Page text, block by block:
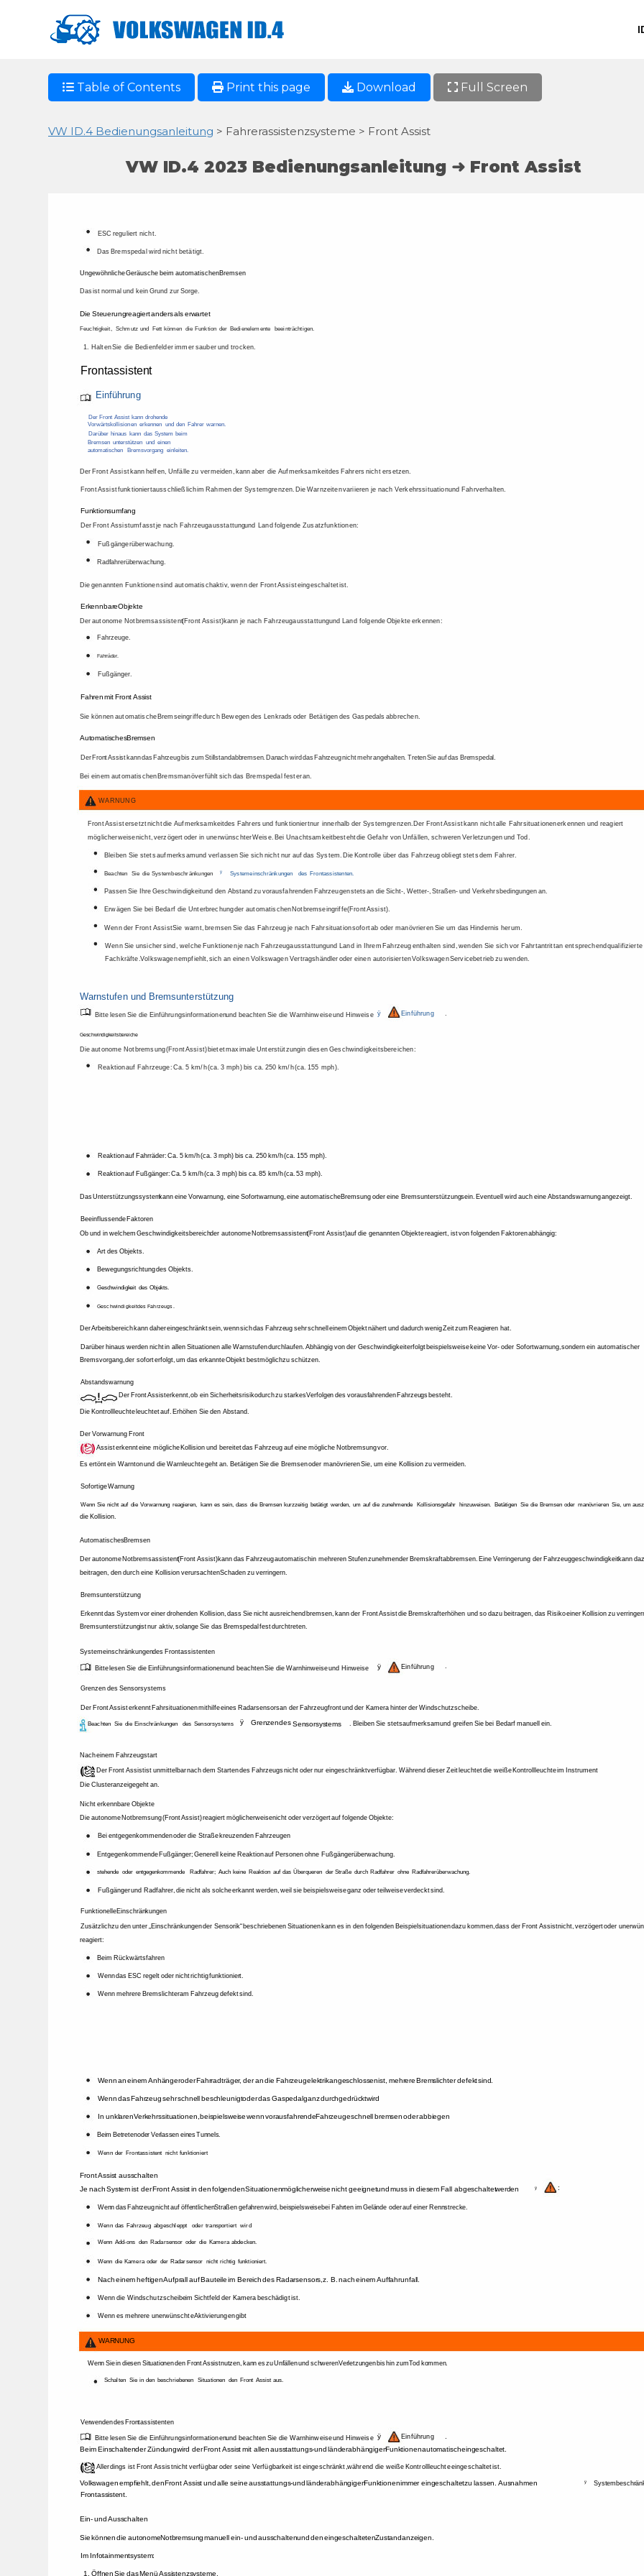
Table of Contents Print this page Download Full Screen
VW ID.4 Bedienungsanleitung > Fahrerassistenzsysteme > Front Assist
VW ID.4 2023 Bedienungsanleitung ➜ Front Assist
Ungewöhnliche Geräusche beim automatischen Bremsen
Die Steuerung reagiert anders als erwartet
Funktionsumfang
Erkennbare Objekte
Geschwindigkeitsbereiche
Fahren mit Front Assist
Automatisches Bremsen
Einführung
Warnstufen und Bremsunterstützung
Frontassistent
Fußgängerüberwachung.
Erwägen Sie bei Bedarf die Unterbrechung der automatischen Notbremseingriffe (Front Assist).
Fußgänger.
Beachten Sie die Systembeschränkungen
ÿ
Front Assist ersetzt nicht die Aufmerksamkeit des Fahrers und funktioniert nur innerhalb der Systemgrenzen. Der Front Assist kann nicht alle Fahrsituationen erkennen und reagiert
möglicherweise nicht, verzögert oder in unerwünschter Weise. Bei Unachtsamkeit besteht die Gefahr von Unfällen, schweren Verletzungen und Tod.
Der Front Assist kann helfen, Unfälle zu vermeiden, kann aber die Aufmerksamkeit des Fahrers nicht ersetzen.
Fahrzeuge.
Bei einem automatischen Bremsmanöver fühlt sich das Bremspedal fester an.
ÿ
ESC reguliert nicht.
Reaktion auf Fahrzeuge: Ca. 5 km/h (ca. 3 mph) bis ca. 250 km/h (ca. 155 mph).
Wenn der Front Assist Sie warnt, bremsen Sie das Fahrzeug je nach Fahrsituation sofort ab oder manövrieren Sie um das Hindernis herum.
Radfahrerüberwachung.
Passen Sie Ihre Geschwindigkeit und den Abstand zu vorausfahrenden Fahrzeugen stets an die Sicht-, Wetter-, Straßen- und Verkehrsbedingungen an.
Der Front Assist umfasst je nach Fahrzeugausstattung und Land folgende Zusatzfunktionen:
Feuchtigkeit, Schmutz und Fett können die Funktion der Bedienelemente beeinträchtigen.
Einführung
Bitte lesen Sie die Einführungsinformationen und beachten Sie die Warnhinweise und Hinweise
Fahrräder.
Das ist normal und kein Grund zur Sorge.
Front Assist funktioniert ausschließlich im Rahmen der Systemgrenzen. Die Warnzeiten variieren je nach Verkehrssituation und Fahrverhalten.
Bleiben Sie stets aufmerksam und verlassen Sie sich nicht nur auf das System. Die Kontrolle über das Fahrzeug obliegt stets dem Fahrer.
Wenn Sie unsicher sind, welche Funktionen je nach Fahrzeugausstattung und Land in Ihrem Fahrzeug enthalten sind, wenden Sie sich vor Fahrtantritt an entsprechend qualifizierte
Fachkräfte. Volkswagen empfiehlt, sich an einen Volkswagen Vertragshändler oder einen autorisierten Volkswagen Servicebetrieb zu wenden.
Der autonome Notbremsassistent (Front Assist) kann je nach Fahrzeugausstattung und Land folgende Objekte erkennen:
Das Bremspedal wird nicht betätigt.
WARNUNG
Die autonome Notbremsung (Front Assist) bietet maximale Unterstützung in diesen Geschwindigkeitsbereichen:
Die genannten Funktionen sind automatisch aktiv, wenn der Front Assist eingeschaltet ist.
Der Front Assist kann das Fahrzeug bis zum Stillstand abbremsen. Danach wird das Fahrzeug nicht mehr angehalten. Treten Sie auf das Bremspedal.
Systemeinschränkungen des Frontassistenten.
.
Sie können automatische Bremseingriffe durch Bewegen des Lenkrads oder Betätigen des Gaspedals abbrechen.
1. Halten Sie die Bedienfelder immer sauber und trocken.
Der Front Assist kann drohende
Vorwärtskollisionen erkennen und den Fahrer warnen.
Darüber hinaus kann das System beim
Bremsen unterstützen und einen
automatischen
Bremsvorgang einleiten.
Es ertönt ein Warnton und die Warnleuchte geht an. Betätigen Sie die Bremsen oder manövrieren Sie, um eine Kollision zu vermeiden.
.
Erkennt das System vor einer drohenden Kollision, dass Sie nicht ausreichend bremsen, kann der Front Assist die Bremskraft erhöhen und so dazu beitragen, das Risiko einer Kollision zu
Bremsunterstützung ist nur aktiv, solange Sie das Bremspedal fest durchtreten.
Ob und in welchem Geschwindigkeitsbereich der autonome Notbremsassistent (Front Assist) auf die genannten Objekte reagiert, ist von folgenden Faktoren abhängig:
Die Kontrollleuchte leuchtet auf. Erhöhen Sie den Abstand.
. Bleiben Sie stets aufmerksam und greifen Sie bei Bedarf manuell ein.
Entgegenkommende Fußgänger; Generell keine Reaktion auf Personen ohne Fußgängerüberwachung.
Wenn mehrere Bremslichter am Fahrzeug defekt sind.
ÿ
Das Unterstützungssystem kann eine Vorwarnung, eine Sofortwarnung, eine automatische Bremsung oder eine Bremsunterstützung sein. Eventuell wird auch eine Abstandswarnung angezeigt.
Abstandswarnung
Der autonome Notbremsassistent (Front Assist) kann das Fahrzeug automatisch in mehreren Stufen zunehmender Bremskraft abbremsen. Eine Verringerung der Fahrzeuggeschwindigkeit kann
beitragen, den durch eine Kollision verursachten Schaden zu verringern.
Die autonome Notbremsung (Front Assist) reagiert möglicherweise nicht oder verzögert auf folgende Objekte:
Der Front Assist erkennt Fahrsituationen mithilfe eines Radarsensors an der Fahrzeugfront und der Kamera hinter der Windschutzscheibe.
Der Arbeitsbereich kann daher eingeschränkt sein, wenn sich das Fahrzeug sehr schnell einem Objekt nähert und dadurch wenig Zeit zum Reagieren hat.
Reaktion auf Fahrräder: Ca. 5 km/h (ca. 3 mph) bis ca. 250 km/h (ca. 155 mph).
die Kollision.
Die Clusteranzeige geht an.
Beim Rückwärtsfahren
Nach einem Fahrzeugstart
Geschwindigkeit des Objekts.
Sofortige Warnung
ÿ
Funktionelle Einschränkungen
Einführung
Der Vorwarnung Front
Assist erkennt eine mögliche Kollision und bereitet das Fahrzeug auf eine mögliche Notbremsung vor.
Art des Objekts.
Systemeinschränkungen des Frontassistenten
stehende oder entgegenkommende Radfahrer; Auch keine Reaktion auf das Überqueren der Straße durch Radfahrer ohne Radfahrerüberwachung.
Bei entgegenkommenden oder die Straße kreuzenden Fahrzeugen
Der Front Assist erkennt, ob ein Sicherheitsrisiko durch zu starkes Verfolgen des vorausfahrenden Fahrzeugs besteht.
Beeinflussende Faktoren
Bremsunterstützung
Grenzen des Sensorsystems
Nicht erkennbare Objekte
Automatisches Bremsen
Reaktion auf Fußgänger: Ca. 5 km/h (ca. 3 mph) bis ca. 85 km/h (ca. 53 mph).
Darüber hinaus werden nicht in allen Situationen alle Warnstufen durchlaufen. Abhängig von der Geschwindigkeit erfolgt beispielsweise keine Vor- oder Sofortwarnung, sondern ein automatischer
Bremsvorgang, der sofort erfolgt, um das erkannte Objekt bestmöglich zu schützen.
Beachten Sie die Einschränkungen des Sensorsystems
Wenn das ESC regelt oder nicht richtig funktioniert.
Zusätzlich zu den unter „Einschränkungen der Sensorik“ beschriebenen Situationen kann es in den folgenden Beispielsituationen dazu kommen, dass der Front Assist nicht, verzögert oder
reagiert:
Wenn Sie nicht auf die Vorwarnung reagieren, kann es sein, dass die Bremsen kurzzeitig betätigt werden, um auf die zunehmende Kollisionsgefahr hinzuweisen. Betätigen Sie die Bremsen oder manövrieren Sie, um
Geschwindigkeit des Fahrzeugs.
Grenzen des Sensorsystems
Der Front Assist ist unmittelbar nach dem Starten des Fahrzeugs nicht oder nur eingeschränkt verfügbar. Während dieser Zeit leuchtet die weiße Kontrollleuchte im Instrument
Fußgänger und Radfahrer, die nicht als solche erkannt werden, weil sie beispielsweise ganz oder teilweise verdeckt sind.
Bitte lesen Sie die Einführungsinformationen und beachten Sie die Warnhinweise und Hinweise
Bewegungsrichtung des Objekts.
ÿ
Beim Betreten oder Verlassen eines Tunnels.
ÿ
Im Infotainmentsystem:
ÿ
Allerdings ist Front Assist nicht verfügbar oder seine Verfügbarkeit ist eingeschränkt, während die weiße Kontrollleuchte eingeschaltet ist.
Je nach System ist der Front Assist in den folgenden Situationen möglicherweise nicht geeignet und muss in diesem Fall abgeschaltet werden
Wenn die Kamera oder der Radarsensor nicht richtig funktioniert.
Wenn Sie in diesen Situationen den Front Assist nutzen, kann es zu Unfällen und schweren Verletzungen bis hin zum Tod kommen.
In unklaren Verkehrssituationen, beispielsweise wenn vorausfahrende Fahrzeuge schnell bremsen oder abbiegen
Bitte lesen Sie die Einführungsinformationen und beachten Sie die Warnhinweise und Hinweise
Sie können die autonome Notbremsung manuell ein- und ausschalten und den eingeschalteten Zustand anzeigen.
Wenn es mehrere unerwünschte Aktivierungen gibt
WARNUNG
Wenn Add-ons den Radarsensor oder die Kamera abdecken.
Wenn die Windschutzscheibe im Sichtfeld der Kamera beschädigt ist.
Ein- und Ausschalten
Verwenden des Frontassistenten
Beim Einschalten der Zündung wird der Front Assist mit allen ausstattungs- und länderabhängigen Funktionen automatisch eingeschaltet.
Front Assist ausschalten
1. Öffnen Sie das Menü Assistenzsysteme.
:
Wenn das Fahrzeug sehr schnell beschleunigt oder das Gaspedal ganz durchgedrückt wird
Wenn das Fahrzeug abgeschleppt oder transportiert wird
Frontassistent.
Nach einem heftigen Aufprall auf Bauteile im Bereich des Radarsensors, z. B. nach einem Auffahrunfall.
Einführung
Wenn der Frontassistent nicht funktioniert
Wenn das Fahrzeug nicht auf öffentlichen Straßen gefahren wird, beispielsweise bei Fahrten im Gelände oder auf einer Rennstrecke.
Volkswagen empfiehlt, den Front Assist und alle seine ausstattungs- und länderabhängigen Funktionen immer eingeschaltet zu lassen. Ausnahmen
Schalten Sie in den beschriebenen Situationen den Front Assist aus.
Wenn an einem Anhänger oder Fahrradträger, der an die Fahrzeugelektrik angeschlossen ist, mehrere Bremslichter defekt sind.